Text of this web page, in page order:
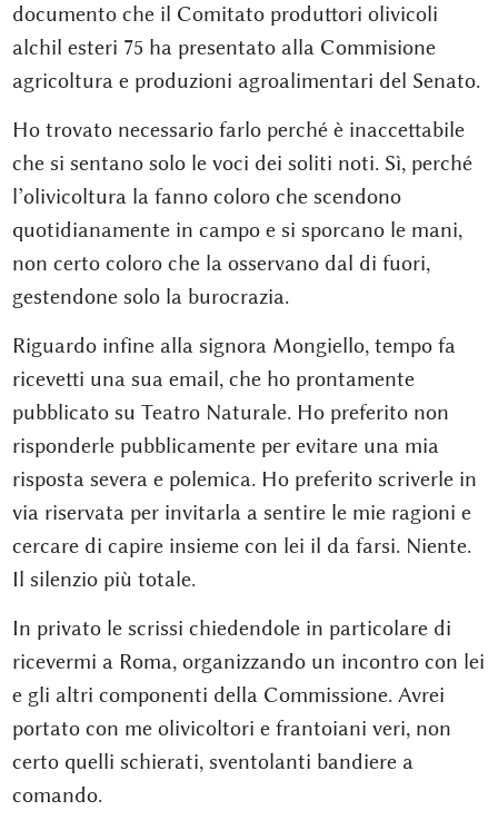
documento che il Comitato produttori olivicoli
alchil esteri 75 ha presentato alla Commisione
agricoltura e produzioni agroalimentari del Senato.
Ho trovato necessario farlo perché è inaccettabile
che si sentano solo le voci dei soliti noti. Sì, perché
l’olivicoltura la fanno coloro che scendono
quotidianamente in campo e si sporcano le mani,
non certo coloro che la osservano dal di fuori,
gestendone solo la burocrazia.
Riguardo infine alla signora Mongiello, tempo fa
ricevetti una sua email, che ho prontamente
pubblicato su Teatro Naturale. Ho preferito non
risponderle pubblicamente per evitare una mia
risposta severa e polemica. Ho preferito scriverle in
via riservata per invitarla a sentire le mie ragioni e
cercare di capire insieme con lei il da farsi. Niente.
Il silenzio più totale.
In privato le scrissi chiedendole in particolare di
ricevermi a Roma, organizzando un incontro con lei
e gli altri componenti della Commissione. Avrei
portato con me olivicoltori e frantoiani veri, non
certo quelli schierati, sventolanti bandiere a
comando.